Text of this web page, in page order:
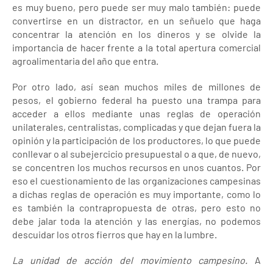
es muy bueno, pero puede ser muy malo también: puede
convertirse en un distractor, en un señuelo que haga
concentrar la atención en los dineros y se olvide la
importancia de hacer frente a la total apertura comercial
agroalimentaria del año que entra.
Por otro lado, así sean muchos miles de millones de
pesos, el gobierno federal ha puesto una trampa para
acceder a ellos mediante unas reglas de operación
unilaterales, centralistas, complicadas y que dejan fuera la
opinión y la participación de los productores, lo que puede
conllevar o al subejercicio presupuestal o a que, de nuevo,
se concentren los muchos recursos en unos cuantos. Por
eso el cuestionamiento de las organizaciones campesinas
a dichas reglas de operación es muy importante, como lo
es también la contrapropuesta de otras, pero esto no
debe jalar toda la atención y las energías, no podemos
descuidar los otros fierros que hay en la lumbre.
La unidad de acción del movimiento campesino. A